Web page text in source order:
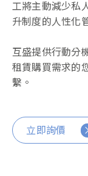
工將主動減少私
升制度的人性化
互盛提供行動分
租賃購買需求的
繫。
立即詢價